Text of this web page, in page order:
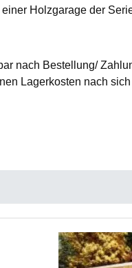
Holzgarage der
nach Bestellung/
Lagerkosten nach